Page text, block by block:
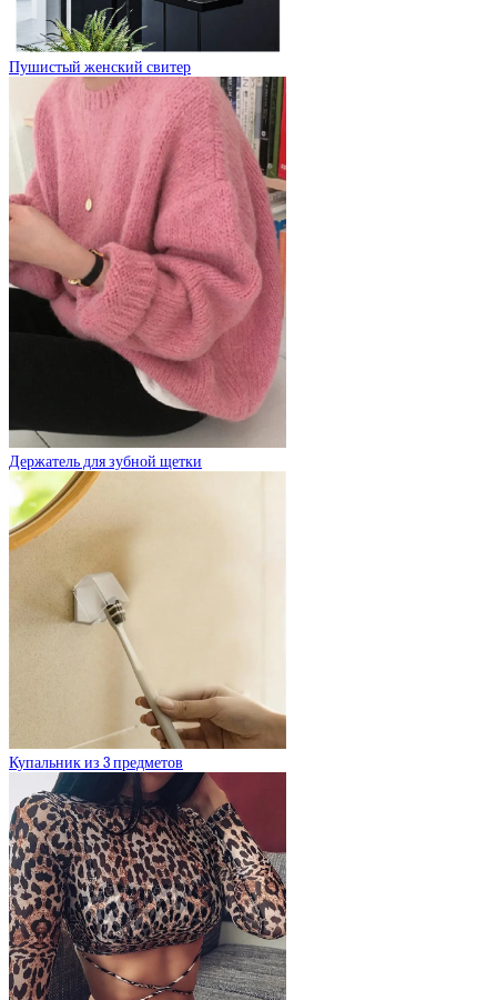
Пушистый женский свитер
Держатель для зубной щетки
Купальник из 3 предметов